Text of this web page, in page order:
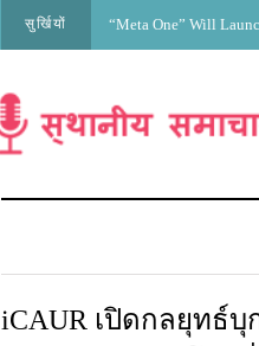
सुर्खियों “Meta One” Will
iCAUR เปิดกลยุทธ์บุ